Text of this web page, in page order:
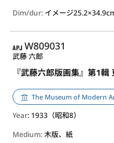
Dim/dur: イメージ
APJ
W809031
『武藤六郎版画集』第1輯
武藤 六郎
The Museum of Modern
Year: 1933（昭和8）
Medium:木版、紙